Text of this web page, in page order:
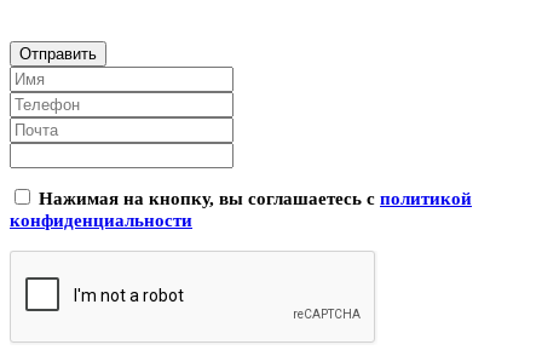
Нажимая на кнопку, вы соглашаетесь с политикой
конфиденциальности